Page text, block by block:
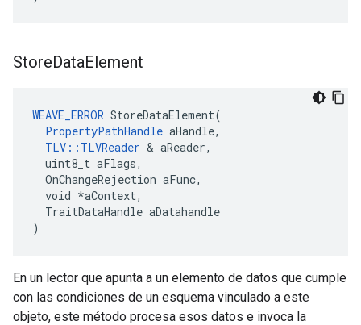
StoreDataElement
WEAVE_ERROR StoreDataElement(
PropertyPathHandle aHandle,
TLV::TLVReader & aReader,
  uint8_t aFlags,
  OnChangeRejection aFunc,
  void *aContext,
  TraitDataHandle aDatahandle
)
En un lector que apunta a un elemento de datos que cumple
con las condiciones de un esquema vinculado a este
objeto, este método procesa esos datos e invoca la